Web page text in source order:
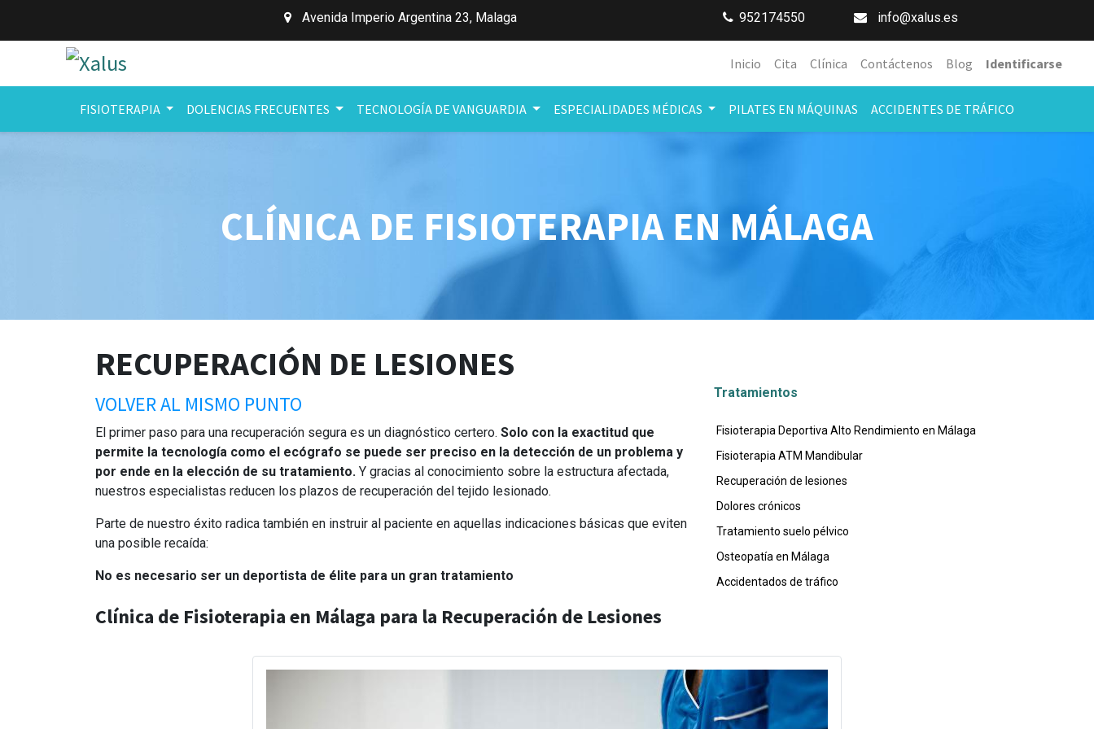
Avenida Imperio Argentina 23, Malaga 952174550 info@xalus.es
Inicio Cita Clínica Contáctenos Blog Identificarse
FISIOTERAPIA DOLENCIAS FRECUENTES TECNOLOGÍA DE VANGUARDIA ESPECIALIDADES MÉDICAS PILATES EN MÁQUINAS ACCIDENTES DE TRÁFICO
CLÍNICA DE FISIOTERAPIA EN MÁLAGA
RECUPERACIÓN DE LESIONES
VOLVER AL MISMO PUNTO
El primer paso para una recuperación segura es un diagnóstico certero. Solo con la exactitud que
permite la tecnología como el ecógrafo se puede ser preciso en la detección de un problema y
por ende en la elección de su tratamiento. Y gracias al conocimiento sobre la estructura afectada,
nuestros especialistas reducen los plazos de recuperación del tejido lesionado.
Parte de nuestro éxito radica también en instruir al paciente en aquellas indicaciones básicas que eviten
una posible recaída:
No es necesario ser un deportista de élite para un gran tratamiento
Clínica de Fisioterapia en Málaga para la Recuperación de Lesiones
Tratamientos
Fisioterapia Deportiva Alto Rendimiento en Málaga
Fisioterapia ATM Mandibular
Recuperación de lesiones
Dolores crónicos
Tratamiento suelo pélvico
Osteopatía en Málaga
Accidentados de tráfico